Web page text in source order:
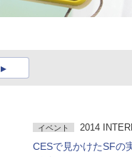
イベント 2014
CESで見かけたSFの